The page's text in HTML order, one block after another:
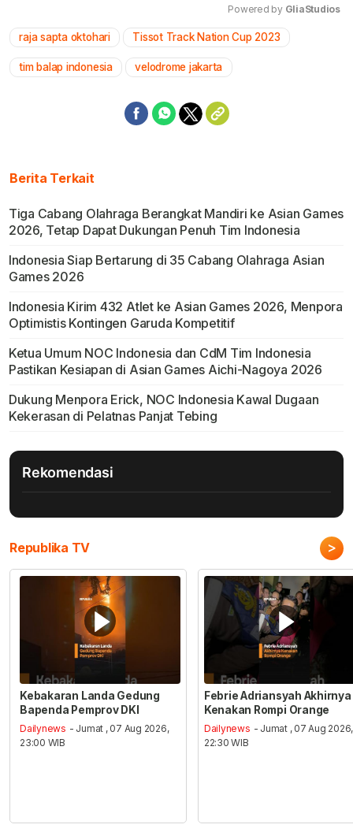
Mute
Powered by GliaStudios
raja sapta oktohari Tissot Track Nation Cup 2023
tim balap indonesia velodrome jakarta
Berita Terkait
Tiga Cabang Olahraga Berangkat Mandiri ke Asian Games
2026, Tetap Dapat Dukungan Penuh Tim Indonesia
Indonesia Siap Bertarung di 35 Cabang Olahraga Asian
Games 2026
Indonesia Kirim 432 Atlet ke Asian Games 2026, Menpora
Optimistis Kontingen Garuda Kompetitif
Ketua Umum NOC Indonesia dan CdM Tim Indonesia
Pastikan Kesiapan di Asian Games Aichi-Nagoya 2026
Dukung Menpora Erick, NOC Indonesia Kawal Dugaan
Kekerasan di Pelatnas Panjat Tebing
Rekomendasi
Republika TV >
Kebakaran Landa Gedung
Bapenda Pemprov DKI
Dailynews - Jumat , 07 Aug 2026,
23:00 WIB
Febrie Adriansyah Akhirnya
Kenakan Rompi Orange
Dailynews - Jumat , 07 Aug 2026,
22:30 WIB